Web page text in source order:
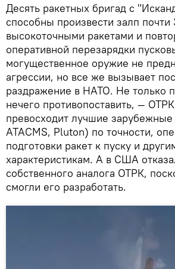
Десять ракетных бригад с
способны произвести залп почти
высокоточными ракетами и
оперативной перезарядки
могущественное оружие не
агрессии, но все же вызывает
раздражение в НАТО. Не только
нечего противопоставить, —
превосходит лучшие зарубежные
ATACMS, Pluton) по точности,
подготовки ракет к пуску и
характеристикам. А в США
собственного аналога ОТРК,
смогли его разработать.